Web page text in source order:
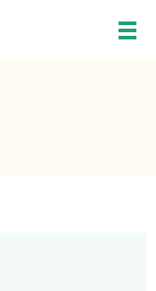
メ